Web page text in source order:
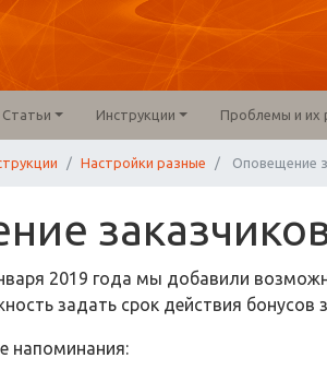
Статьи Инструкции Проблемы и их
Настройки разные Оповещение
2019 года мы добавили
задать срок действия бонусов
напоминания: